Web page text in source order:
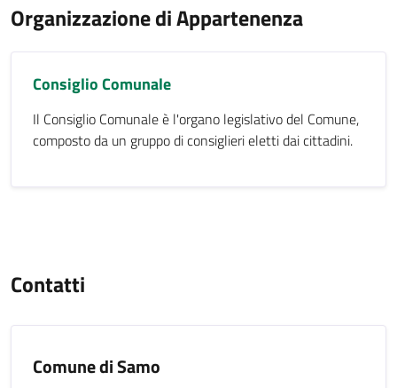
Organizzazione di Appartenenza
Consiglio Comunale
Il Consiglio Comunale è l'organo legislativo del Comune,
composto da un gruppo di consiglieri eletti dai cittadini.
Contatti
Comune di Samo